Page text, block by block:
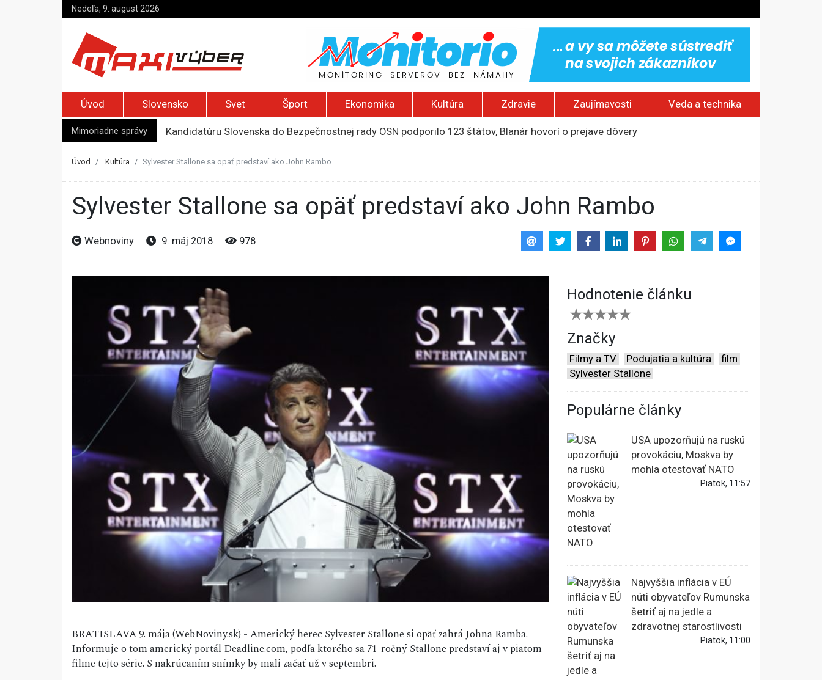
Nedeľa, 9. august 2026
Úvod Slovensko Svet Šport Ekonomika Kultúra Zdravie Zaujímavosti Veda a technika
Mimoriadne správy
Kandidatúru Slovenska do Bezpečnostnej rady OSN podporilo 123 štátov, Blanár hovorí o prejave dôvery
Pápež Lev XIV. sa vo Francúzsku stretne s obeťami sexuálneho zneužívania kňazmi
Úvod Kultúra Sylvester Stallone sa opäť predstaví ako John Rambo
Sylvester Stallone sa opäť predstaví ako John Rambo
Webnoviny 9. máj 2018 978
BRATISLAVA 9. mája (WebNoviny.sk) - Americký herec Sylvester Stallone si opäť zahrá Johna Ramba.
Informuje o tom americký portál Deadline.com, podľa ktorého sa 71-ročný Stallone predstaví aj v piatom
filme tejto série. S nakrúcaním snímky by mali začať už v septembri.
Hodnotenie článku
Značky
Filmy a TV Podujatia a kultúra
film
Sylvester Stallone
Populárne články
USA upozorňujú na ruskú
provokáciu, Moskva by
mohla otestovať NATO
Piatok, 11:57
Najvyššia inflácia v EÚ
núti obyvateľov Rumunska
šetriť aj na jedle a
zdravotnej starostlivosti
Piatok, 11:00